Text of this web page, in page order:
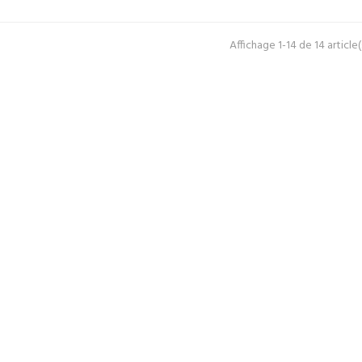
Affichage 1-14 de 14